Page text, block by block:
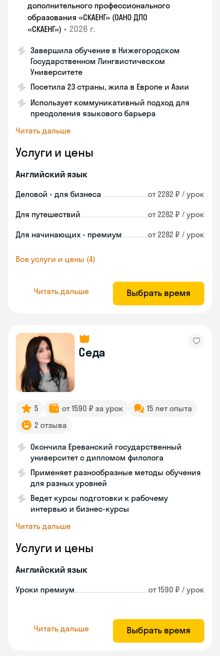
дополнительного профессионального
образования «СКАЕНГ» (ОАНО ДПО
«СКАЕНГ») • 2026 г.
Завершила обучение в Нижегородском
Государственном Лингвистическом
Университете
Посетила 23 страны, жила в Европе и Азии
Использует коммуникативный подход для
преодоления языкового барьера
Читать дальше
Услуги и цены
Английский язык
Деловой - для бизнеса от 2282 ₽ / урок
Для путешествий от 2282 ₽ / урок
Для начинающих - премиум от 2282 ₽ / урок
Все услуги и цены (4)
Читать дальше Выбрать время
Седа
5 от 1590 ₽ за урок
15 лет опыта
2 отзыва
Окончила Ереванский государственный
университет с дипломом филолога
Применяет разнообразные методы обучения
для разных уровней
Ведет курсы подготовки к рабочему
интервью и бизнес-курсы
Читать дальше
Услуги и цены
Английский язык
Уроки премиум от 1590 ₽ / урок
Читать дальше Выбрать время